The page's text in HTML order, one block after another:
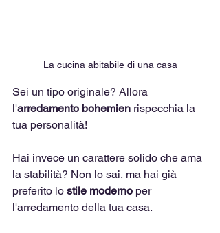
La cucina abitabile di una casa
Sei un tipo originale? Allora
l'arredamento bohemien rispecchia la
tua personalità!
Hai invece un carattere solido che ama
la stabilità? Non lo sai, ma hai già
preferito lo stile moderno per
l'arredamento della tua casa.